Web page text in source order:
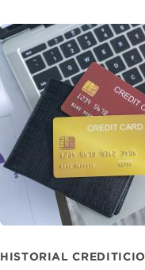
Imagen
HISTORIAL CREDITICIO